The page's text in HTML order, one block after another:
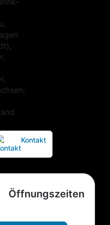
Kontakt
Öffnungszeiten